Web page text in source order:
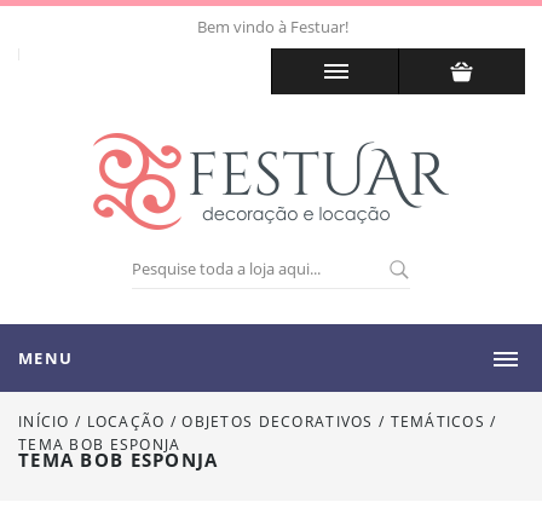
Bem vindo à Festuar!
MENU
INÍCIO / LOCAÇÃO /OBJETOS DECORATIVOS / TEMÁTICOS/
TEMA BOB ESPONJA
TEMA BOB ESPONJA